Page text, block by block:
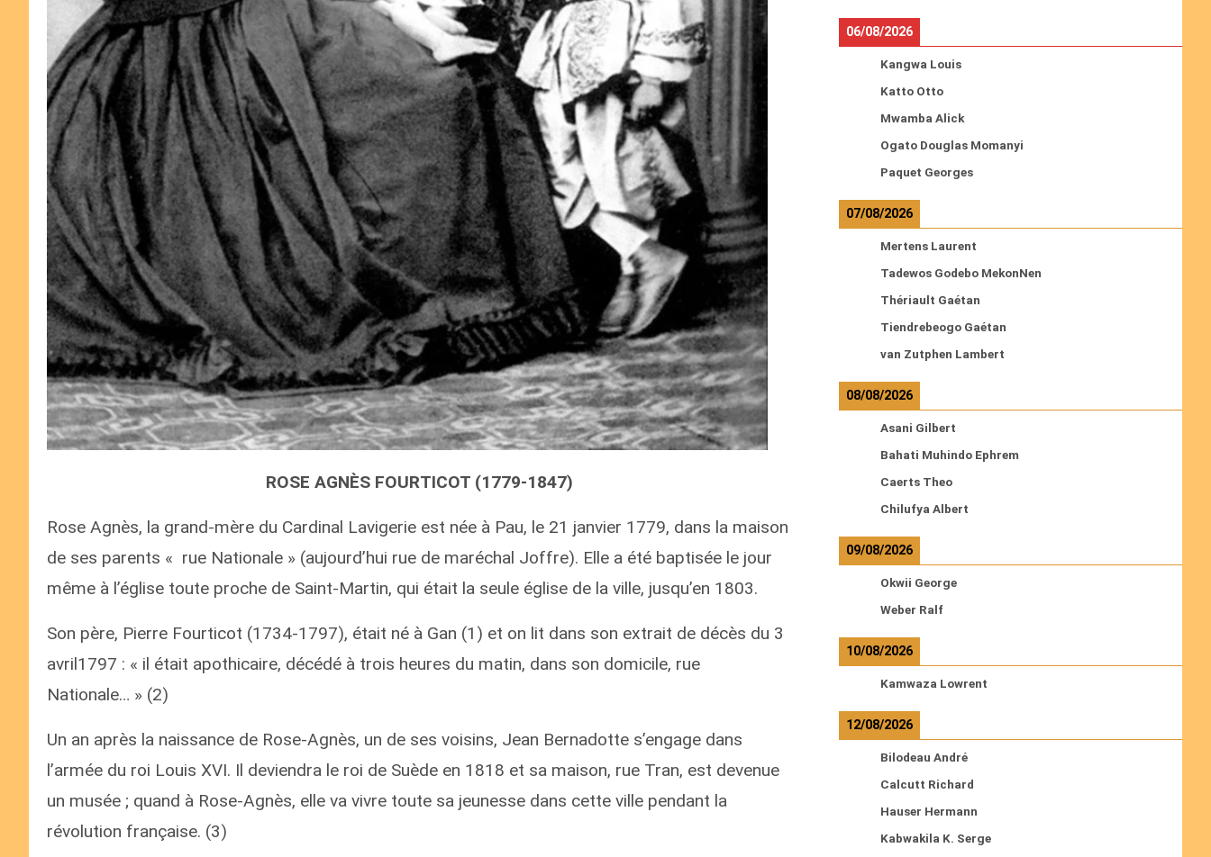
ROSE AGNÈS FOURTICOT (1779-1847)
Rose Agnès, la grand-mère du Cardinal Lavigerie est née à Pau, le 21 janvier 1779, dans la maison
de ses parents « rue Nationale » (aujourd’hui rue de maréchal Joffre). Elle a été baptisée le jour
même à l’église toute proche de Saint-Martin, qui était la seule église de la ville, jusqu’en 1803.
Son père, Pierre Fourticot (1734-1797), était né à Gan (1) et on lit dans son extrait de décès du 3
avril1797 : « il était apothicaire, décédé à trois heures du matin, dans son domicile, rue
Nationale… » (2)
Un an après la naissance de Rose-Agnès, un de ses voisins, Jean Bernadotte s’engage dans
l’armée du roi Louis XVI. Il deviendra le roi de Suède en 1818 et sa maison, rue Tran, est devenue
un musée ; quand à Rose-Agnès, elle va vivre toute sa jeunesse dans cette ville pendant la
révolution française. (3)
06/08/2026
Kangwa Louis
Katto Otto
Mwamba Alick
Ogato Douglas Momanyi
Paquet Georges
07/08/2026
Mertens Laurent
Tadewos Godebo MekonNen
Thériault Gaétan
Tiendrebeogo Gaétan
van Zutphen Lambert
08/08/2026
Asani Gilbert
Bahati Muhindo Ephrem
Caerts Theo
Chilufya Albert
09/08/2026
Okwii George
Weber Ralf
10/08/2026
Kamwaza Lowrent
12/08/2026
Bilodeau André
Calcutt Richard
Hauser Hermann
Kabwakila K. Serge